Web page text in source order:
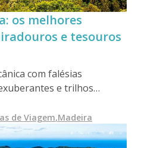
os melhores
e tesouros
com falésias
e trilhos
oferecendo algumas das
de Portugal. Este
caminhadas, miradouros,
experiências
de Viagem,Madeira